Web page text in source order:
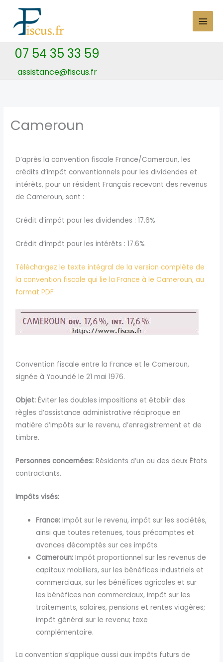
content
07 54 35 33 59
assistance@fiscus.fr
Cameroun
D’après la convention fiscale France/Cameroun, les
crédits d’impôt conventionnels pour les dividendes et
intérêts, pour un résident Français recevant des revenus
de Cameroun, sont :
Crédit d’impôt pour les dividendes : 17.6%
Crédit d’impôt pour les intérêts : 17.6%
Téléchargez le texte intégral de la version complète de
la convention fiscale qui lie la France à le Cameroun, au
format PDF
Convention fiscale entre la France et le Cameroun,
signée à Yaoundé le 21 mai 1976.
Objet: Éviter les doubles impositions et établir des
règles d’assistance administrative réciproque en
matière d’impôts sur le revenu, d’enregistrement et de
timbre.
Personnes concernées: Résidents d’un ou des deux États
contractants.
Impôts visés:
France: Impôt sur le revenu, impôt sur les sociétés,
ainsi que toutes retenues, tous précomptes et
avances décomptés sur ces impôts.
Cameroun: Impôt proportionnel sur les revenus de
capitaux mobiliers, sur les bénéfices industriels et
commerciaux, sur les bénéfices agricoles et sur
les bénéfices non commerciaux, impôt sur les
traitements, salaires, pensions et rentes viagères;
impôt général sur le revenu; taxe
complémentaire.
La convention s’applique aussi aux impôts futurs de